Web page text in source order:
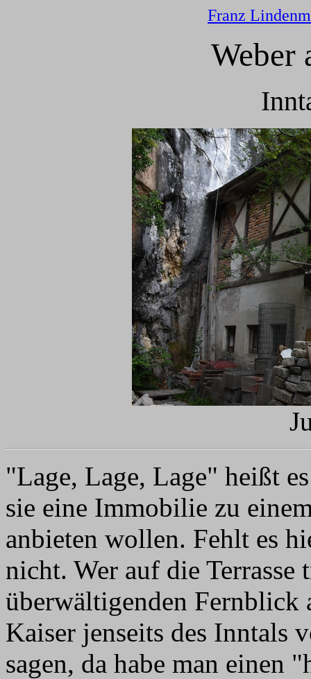
Franz
Weber
"Lage, Lage, Lage" heißt
sie eine Immobilie zu
anbieten wollen. Fehlt es
nicht. Wer auf die Terrasse
überwältigenden Fernblick
Kaiser jenseits des Inntals
sagen, da habe man